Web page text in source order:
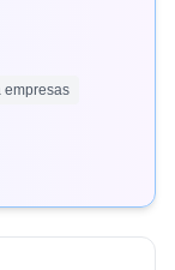
empresas